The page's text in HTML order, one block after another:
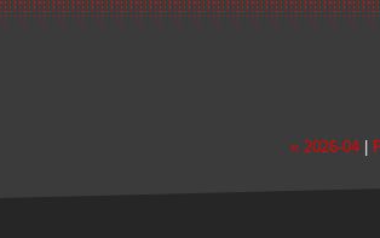
« 2026-04